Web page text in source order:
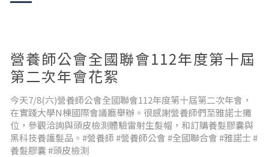
營養師公會全國聯會112年度第十屆
第二次年會花絮
今天7/8(六)營養師公會全國聯會112年度第十屆第二次年會，
在實踐大學N棟國際會議廳舉辦。很感謝營養師們至雅諾士攤
位，參觀洽詢與頭皮檢測體驗雷射生髮帽，和訂購養髮膠囊與
黑科技養護髮品。#營養師 #營養師公會 #全國聯合會 #雅諾士 #
養髮膠囊 #頭皮檢測